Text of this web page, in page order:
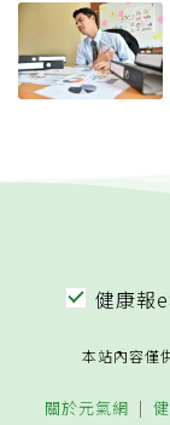
健康報
本站內容僅
關於元氣網